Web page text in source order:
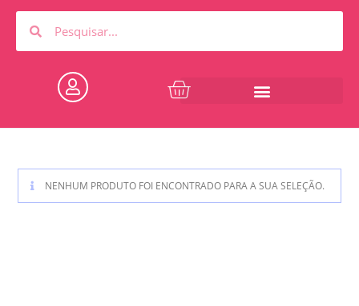
NENHUM PRODUTO FOI ENCONTRADO PARA A SUA SELEÇÃO.